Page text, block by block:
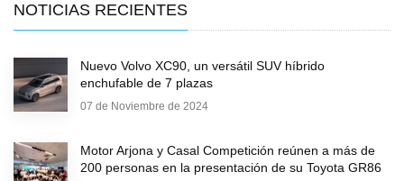
NOTICIAS RECIENTES
Nuevo Volvo XC90, un versátil SUV híbrido
enchufable de 7 plazas
07 de Noviembre de 2024
Motor Arjona y Casal Competición reúnen a más de
200 personas en la presentación de su Toyota GR86